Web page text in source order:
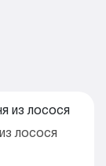
лосося